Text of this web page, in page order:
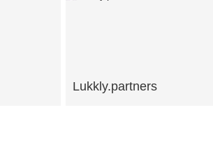
Lukkly.partners